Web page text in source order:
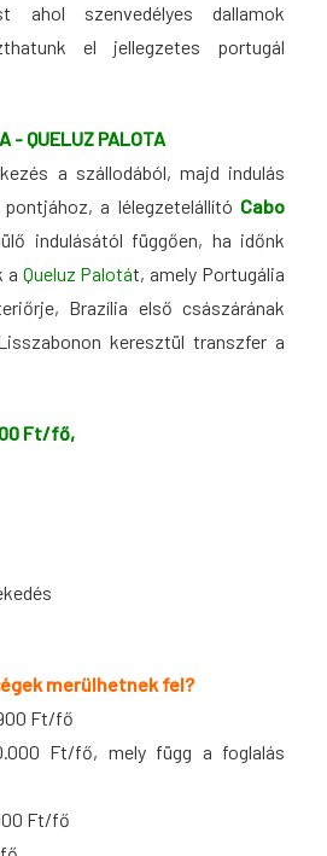
ahol szenvedélyes dallamok
el jellegzetes portugál
- QUELUZ PALOTA
a szállodából, majd indulás
a lélegzetelállító Cabo
indulásától függően, ha időnk
a Queluz Palotát, amely Portugália
Brazília első császárának
keresztül transzfer a
Ft/fő,
merülhetnek fel?
Ft/fő
Ft/fő, mely függ a foglalás
Ft/fő